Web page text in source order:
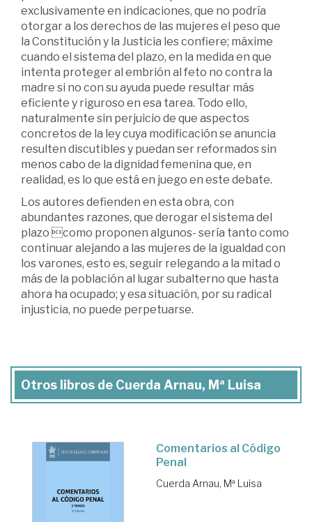
exclusivamente en indicaciones, que no podría
otorgar a los derechos de las mujeres el peso que
la Constitución y la Justicia les confiere; máxime
cuando el sistema del plazo, en la medida en que
intenta proteger al embrión al feto no contra la
madre si no con su ayuda puede resultar más
eficiente y riguroso en esa tarea. Todo ello,
naturalmente sin perjuicio de que aspectos
concretos de la ley cuya modificación se anuncia
resulten discutibles y puedan ser reformados sin
menos cabo de la dignidad femenina que, en
realidad, es lo que está en juego en este debate.
Los autores defienden en esta obra, con
abundantes razones, que derogar el sistema del
plazo como proponen algunos- sería tanto como
continuar alejando a las mujeres de la igualdad con
los varones, esto es, seguir relegando a la mitad o
más de la población al lugar subalterno que hasta
ahora ha ocupado; y esa situación, por su radical
injusticia, no puede perpetuarse.
Otros libros de Cuerda Arnau, Mª Luisa
Comentarios al Código
Penal
Cuerda Arnau, Mª Luisa